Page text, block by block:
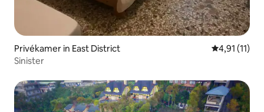
Privékamer in East District Gemiddelde
4,91 (11)
Sinister